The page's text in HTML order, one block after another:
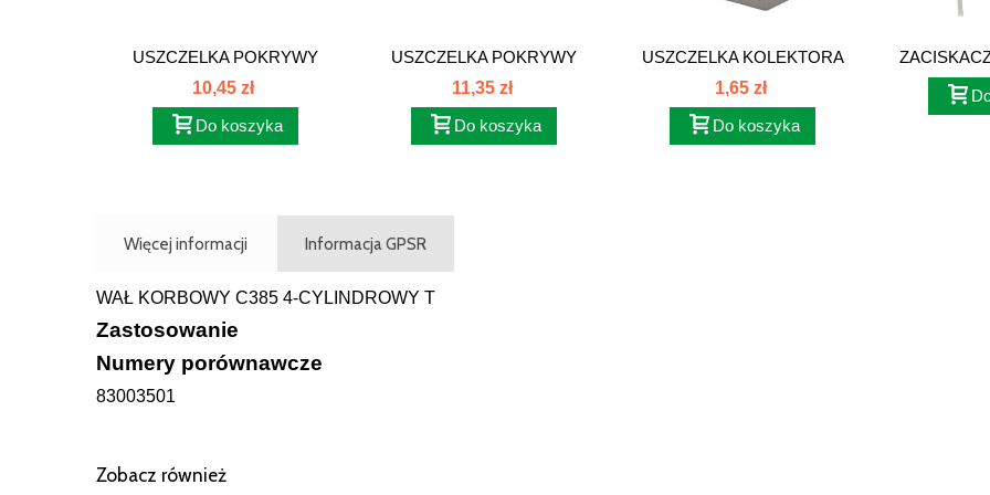
USZCZELKA POKRYWY
ZAWORÓW...
10,45 zł
Do koszyka
USZCZELKA POKRYWY
ZAWORÓW...
11,35 zł
Do koszyka
USZCZELKA KOLEKTORA
WYDECHOWEGO...
1,65 zł
Do koszyka
Więcej informacji Informacja GPSR
WAŁ KORBOWY C385 4-CYLINDROWY T
Zastosowanie
Numery porównawcze
83003501
Zobacz również